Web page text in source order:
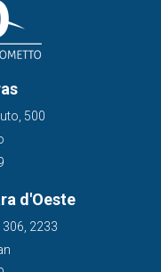
500
d'Oeste
2233